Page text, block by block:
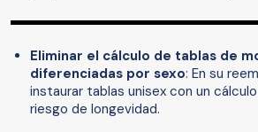
Eliminar el cálculo de tablas de
diferenciadas por sexo: En su
instaurar tablas unisex con un
riesgo de longevidad.